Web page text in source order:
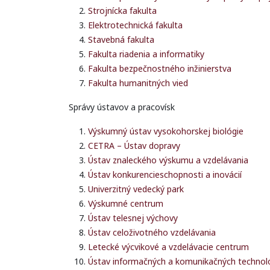
Strojnícka fakulta
Elektrotechnická fakulta
Stavebná fakulta
Fakulta riadenia a informatiky
Fakulta bezpečnostného inžinierstva
Fakulta humanitných vied
Správy ústavov a pracovísk
Výskumný ústav vysokohorskej biológie
CETRA – Ústav dopravy
Ústav znaleckého výskumu a vzdelávania
Ústav konkurencieschopnosti a inovácií
Univerzitný vedecký park
Výskumné centrum
Ústav telesnej výchovy
Ústav celoživotného vzdelávania
Letecké výcvikové a vzdelávacie centrum
Ústav informačných a komunikačných